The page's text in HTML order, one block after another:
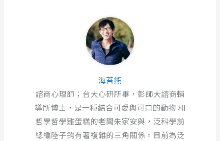
海苔熊
諮商心理師；台大心研所畢，彰師大諮商輔
導所博士，是一種結合可愛與可口的動物 和
哲學哲學雞蛋糕的老闆朱家安與，泛科學前
總編陸子鈞有著複雜的三角關係。目前為泛